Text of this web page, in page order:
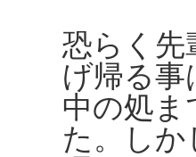
恐らく先
げ帰る事
中の処
た。しか